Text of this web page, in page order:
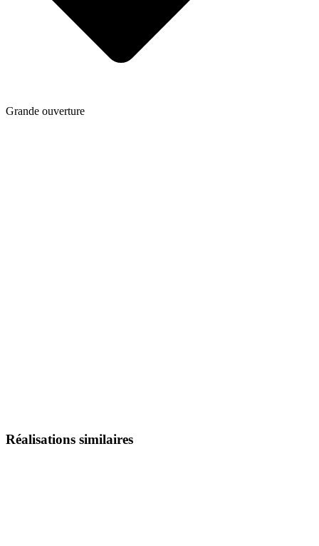
Grande ouverture
Réalisations similaires